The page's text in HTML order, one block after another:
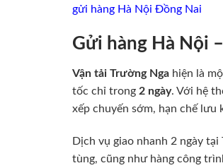
gửi hàng Hà Nội Đồng Nai
Gửi hàng Hà Nội
Vận tải Trường Nga hiện là
tốc chỉ trong 2 ngày. Với hệ
xếp chuyến sớm, hạn chế lưu
Dịch vụ giao nhanh 2 ngày
tùng, cũng như hàng công